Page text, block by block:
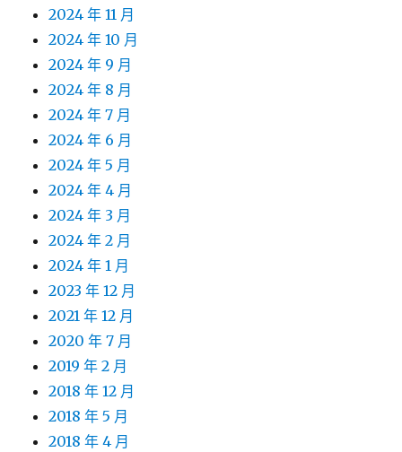
2024 年 11 月
2024 年 10 月
2024 年 9 月
2024 年 8 月
2024 年 7 月
2024 年 6 月
2024 年 5 月
2024 年 4 月
2024 年 3 月
2024 年 2 月
2024 年 1 月
2023 年 12 月
2021 年 12 月
2020 年 7 月
2019 年 2 月
2018 年 12 月
2018 年 5 月
2018 年 4 月